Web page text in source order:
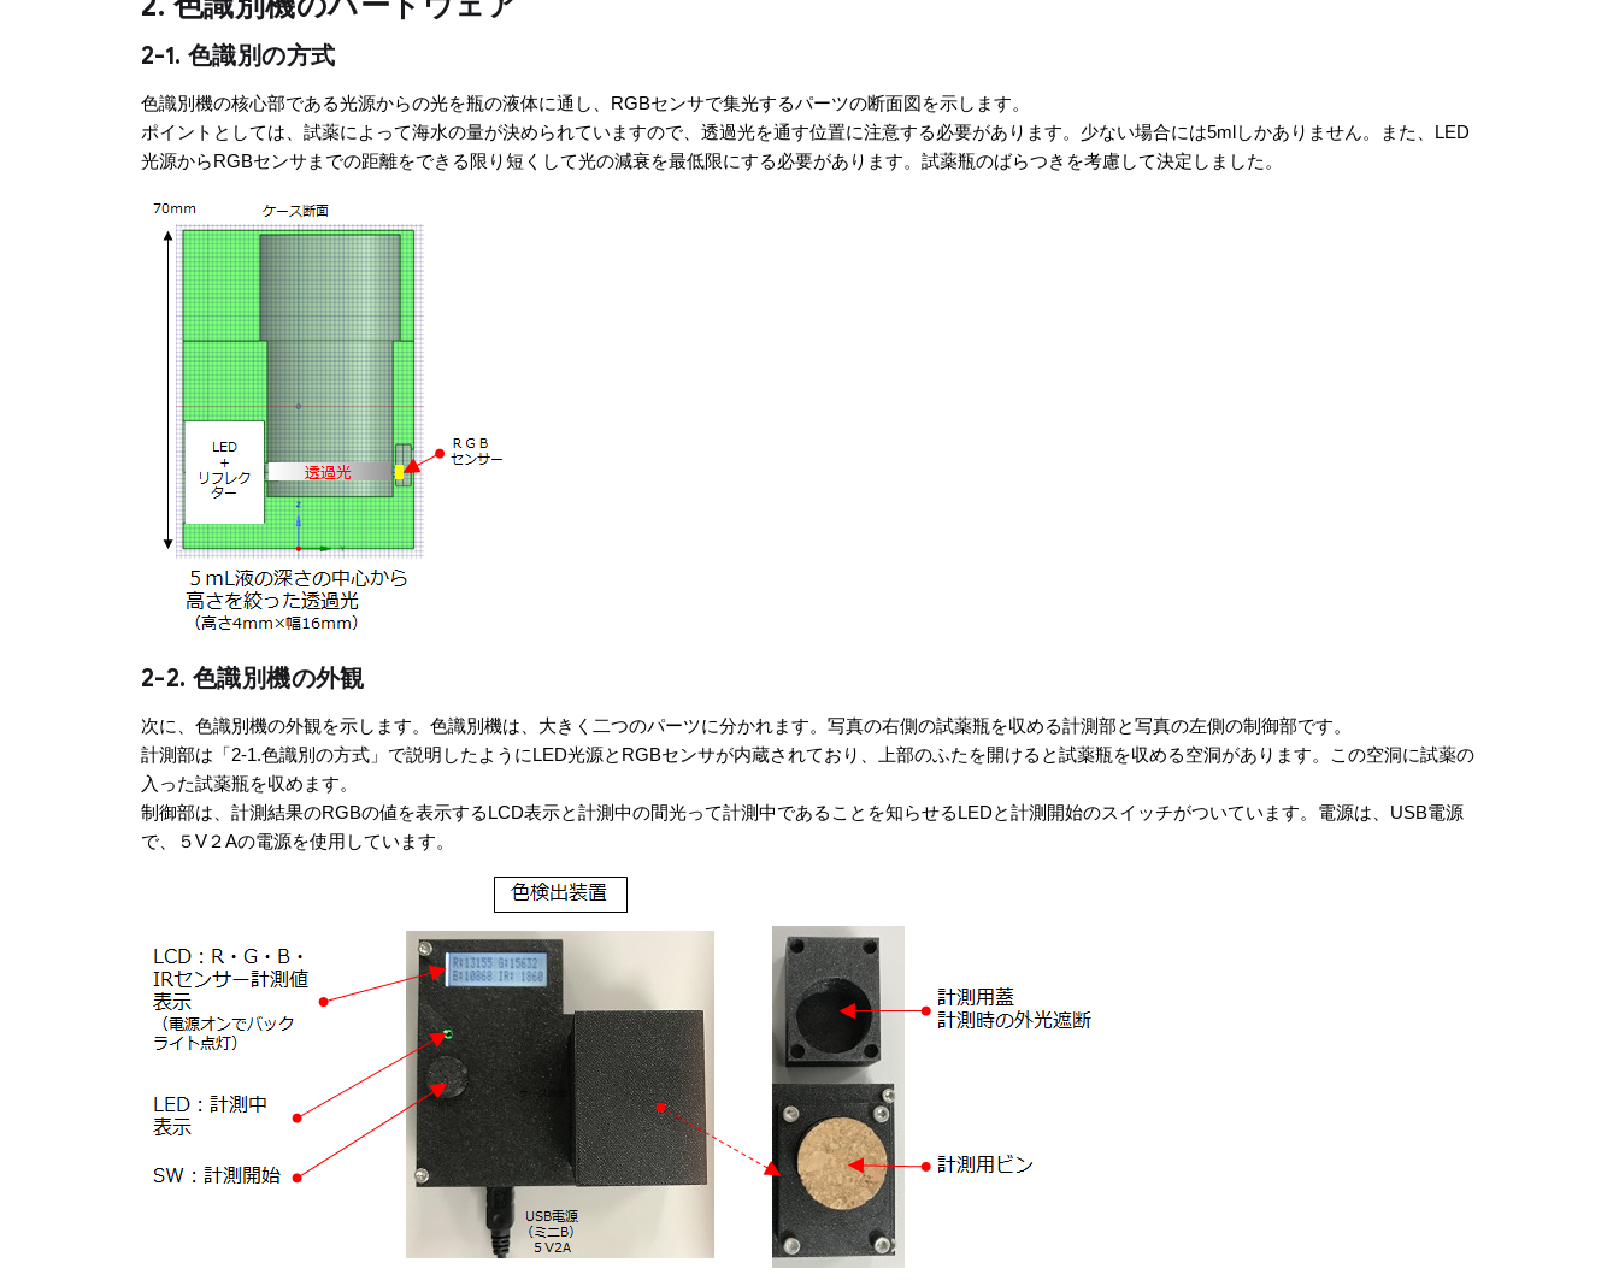
2-1. 色識別の方式
色識別機の核心部である光源からの光を瓶の液体に通し、RGBセンサで集光するパーツの断面図を示します。
ポイントとしては、試薬によって海水の量が決められていますので、透過光を通す位置に注意する必要があります。少ない場合には5mlしかありません。また、LED
光源からRGBセンサまでの距離をできる限り短くして光の減衰を最低限にする必要があります。試薬瓶のばらつきを考慮して決定しました。
2-2. 色識別機の外観
次に、色識別機の外観を示します。色識別機は、大きく二つのパーツに分かれます。写真の右側の試薬瓶を収める計測部と写真の左側の制御部です。
計測部は「2-1.色識別の方式」で説明したようにLED光源とRGBセンサが内蔵されており、上部のふたを開けると試薬瓶を収める空洞があります。この空洞に試薬の
入った試薬瓶を収めます。
制御部は、計測結果のRGBの値を表示するLCD表示と計測中の間光って計測中であることを知らせるLEDと計測開始のスイッチがついています。電源は、USB電源
で、５V２Aの電源を使用しています。